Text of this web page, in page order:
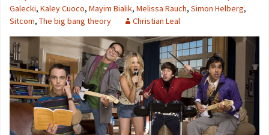
Galecki, Kaley Cuoco, Mayim Bialik, Melissa Rauch, Simon Helberg,
Sitcom, The big bang theory Christian Leal